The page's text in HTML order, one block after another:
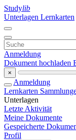
Studylib
Unterlagen Lernkarten
Anmeldung
Dokument hochladen
×
Anmeldung
Lernkarten
Unterlagen
Letzte Aktivität
Meine Dokumente
Gespeicherte
Profil